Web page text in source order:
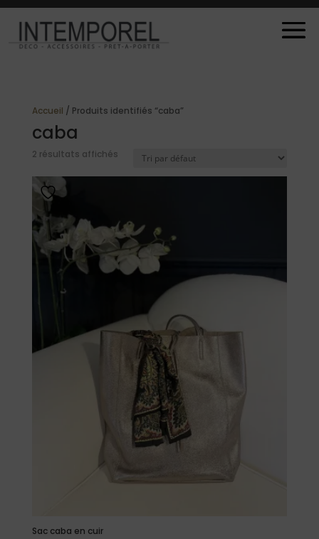
Accueil / Produits identifiés “caba”
caba
2 résultats affichés
Sac caba en cuir